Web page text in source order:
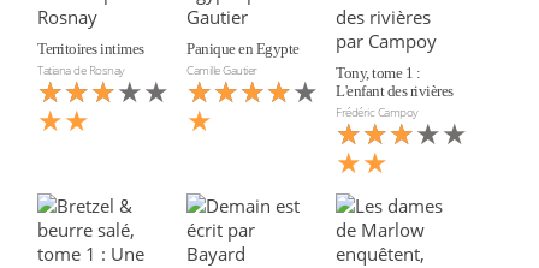
Territoires intimes
Tatiana de Rosnay
★★★★★
★★★
★★
Panique en Egypte
Camille Gautier
★★★★★
★★★★
★
Tony, tome 1 :
L'enfant des rivières
Frédéric Campoy
★★★★★
★★★
★★